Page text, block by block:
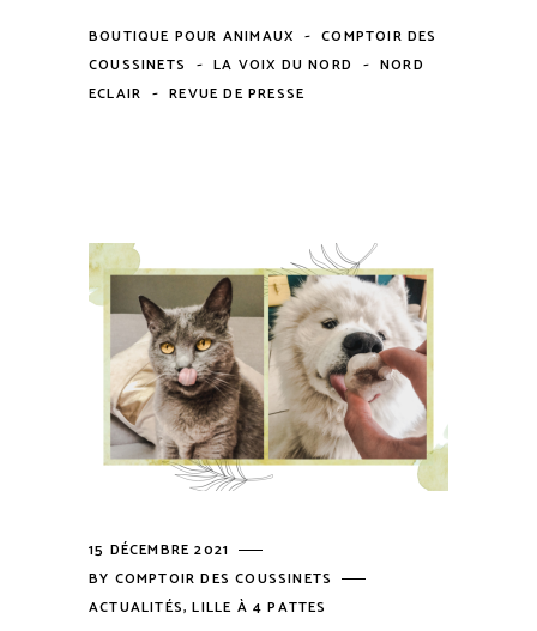
BOUTIQUE POUR ANIMAUX - COMPTOIR DES
COUSSINETS - LA VOIX DU NORD - NORD
ECLAIR - REVUE DE PRESSE
15 DÉCEMBRE 2021
BY COMPTOIR DES COUSSINETS
ACTUALITÉS,LILLE À 4 PATTES